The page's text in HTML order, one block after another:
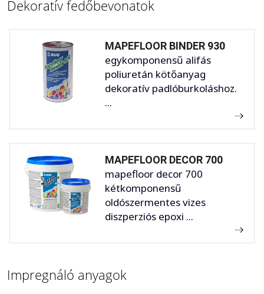
Dekoratív fedőbevonatok
MAPEFLOOR BINDER 930
egykomponensű alifás
poliuretán kötőanyag
dekoratív padlóburkoláshoz.
...
MAPEFLOOR DECOR 700
mapefloor decor 700
kétkomponensű
oldószermentes vizes
diszperziós epoxi ...
Impregnáló anyagok